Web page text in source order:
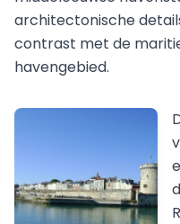
architectonische
contrast met de
havengebied.